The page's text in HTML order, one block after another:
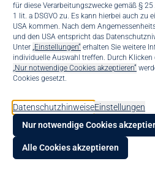
für diese Verarbeitungszwecke gemäß §
1 lit. a DSGVO zu. Es kann hierbei auch zu
USA kommen. Nach dem
und den USA entspricht das
Unter „Einstellungen“ erhalten Sie weitere
individuelle Auswahl treffen. Durch Klicken
„Nur notwendige Cookies akzeptieren“
Cookies gesetzt.
DatenschutzhinweiseEinstellungen
Nur notwendige Cookies
Alle Cookies akzeptieren
Liebe Leser*in,
zum 1. August 2020 verabschiedete
Mitbegründer der B.I.S.
seinen wohlverdienten Ruhestand
Generationenwechsel ein.
erfolgreich die Geschicke der B.I.S.
Zusammen haben Sie mit ihrem Team
gemacht, was es heute ist: eines der